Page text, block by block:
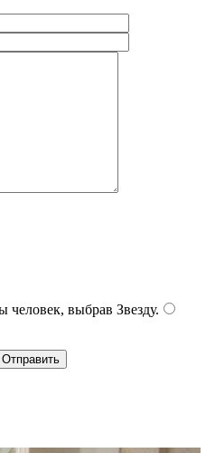
человек, выбрав Звезду.